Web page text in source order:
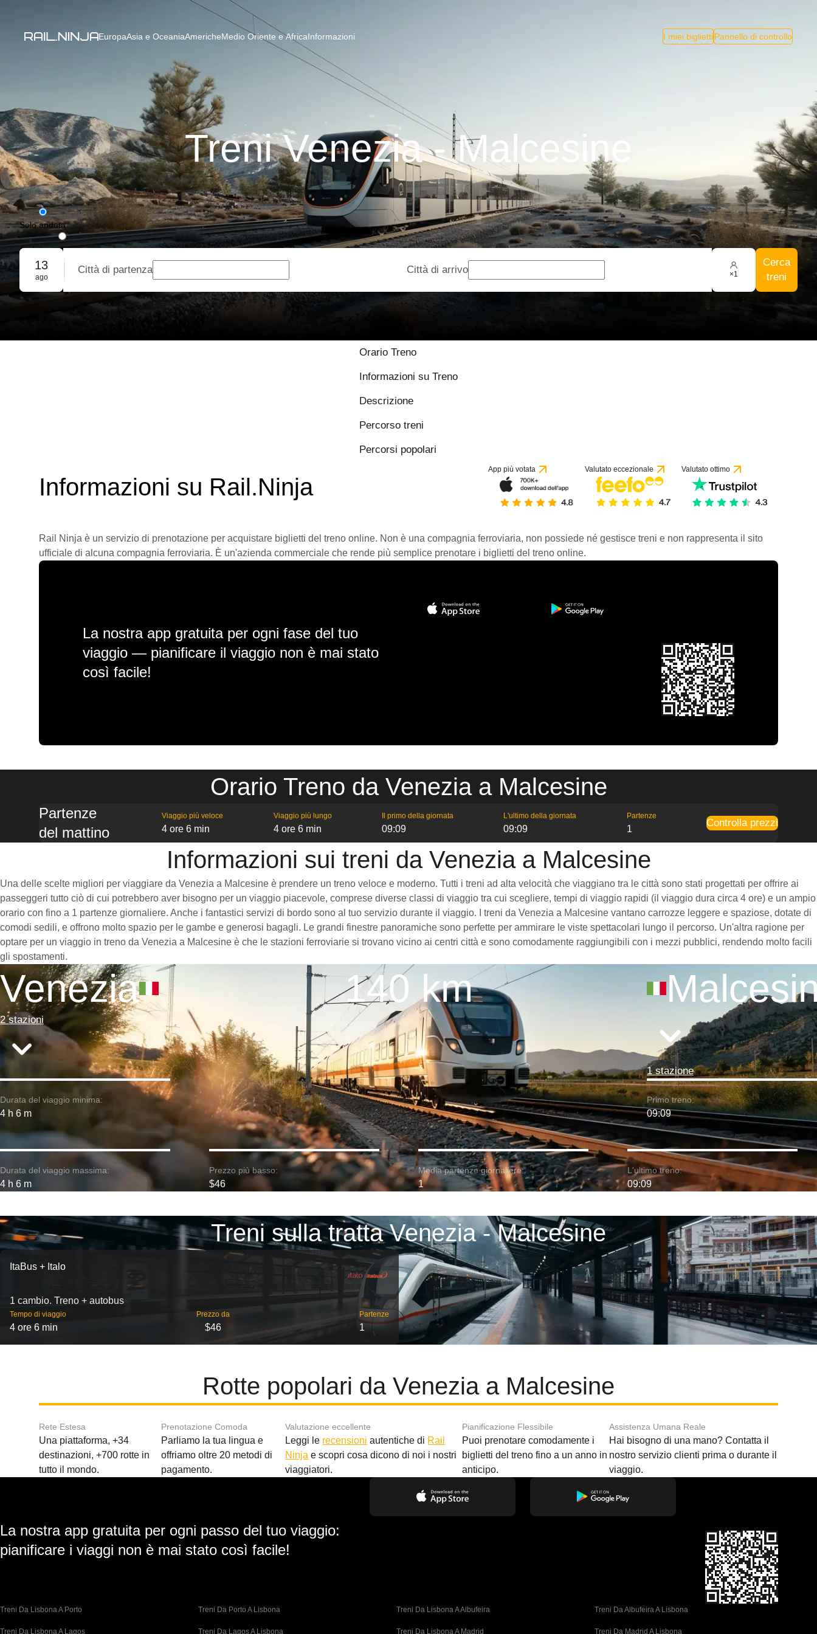
EuropaAsia e OceaniaAmericheMedio Oriente e AfricaInformazioni I miei bigliettiPannello di controllo
Treni Venezia - Malcesine
Solo andata
Andata e ritorno
Prenotazione di gruppo
13
ago
Città di partenza Città di arrivo ×1
Cerca
treni
Orario Treno
Informazioni su Treno
Descrizione
Percorso treni
Percorsi popolari
Informazioni su Rail.Ninja
App più votata Valutato eccezionale Valutato ottimo
Rail Ninja è un servizio di prenotazione per acquistare biglietti del treno online. Non è una compagnia ferroviaria, non possiede né gestisce treni e non rappresenta il sito
ufficiale di alcuna compagnia ferroviaria. È un'azienda commerciale che rende più semplice prenotare i biglietti del treno online.
La nostra app gratuita per ogni fase del tuo
viaggio — pianificare il viaggio non è mai stato
così facile!
Orario Treno da Venezia a Malcesine
Partenze
del mattino
Viaggio più veloce
4 ore 6 min
Viaggio più lungo
4 ore 6 min
Il primo della giornata
09:09
L'ultimo della giornata
09:09
Partenze
1
Controlla prezzi
Informazioni sui treni da Venezia a Malcesine
Una delle scelte migliori per viaggiare da Venezia a Malcesine è prendere un treno veloce e moderno. Tutti i treni ad alta velocità che viaggiano tra le città sono stati progettati per offrire ai
passeggeri tutto ciò di cui potrebbero aver bisogno per un viaggio piacevole, comprese diverse classi di viaggio tra cui scegliere, tempi di viaggio rapidi (il viaggio dura circa 4 ore) e un ampio
orario con fino a 1 partenze giornaliere. Anche i fantastici servizi di bordo sono al tuo servizio durante il viaggio. I treni da Venezia a Malcesine vantano carrozze leggere e spaziose, dotate di
comodi sedili, e offrono molto spazio per le gambe e generosi bagagli. Le grandi finestre panoramiche sono perfette per ammirare le viste spettacolari lungo il percorso. Un'altra ragione per
optare per un viaggio in treno da Venezia a Malcesine è che le stazioni ferroviarie si trovano vicino ai centri città e sono comodamente raggiungibili con i mezzi pubblici, rendendo molto facili
gli spostamenti.
Venezia
2 stazioni
140 km
1 stazione
Durata del viaggio minima:
4 h 6 m
Primo treno:
09:09
Durata del viaggio massima:
4 h 6 m
Prezzo più basso:
$46
Media partenze giornaliere:
1
L'ultimo treno:
09:09
Treni sulla tratta Venezia - Malcesine
ItaBus + Italo
1 cambio. Treno + autobus
Tempo di viaggio
4 ore 6 min
Prezzo da
$46
Partenze
1
Rotte popolari da Venezia a Malcesine
Rete Estesa
Una piattaforma, +34
destinazioni, +700 rotte in
tutto il mondo.
Prenotazione Comoda
Parliamo la tua lingua e
offriamo oltre 20 metodi di
pagamento.
Valutazione eccellente
Leggi le recensioni autentiche di Rail
Ninja e scopri cosa dicono di noi i nostri
viaggiatori.
Pianificazione Flessibile
Puoi prenotare comodamente i
biglietti del treno fino a un anno in
anticipo.
Assistenza Umana Reale
Hai bisogno di una mano? Contatta il
nostro servizio clienti prima o durante il
viaggio.
La nostra app gratuita per ogni passo del tuo viaggio:
pianificare i viaggi non è mai stato così facile!
Treni Da Lisbona A Porto Treni Da Porto A Lisbona Treni Da Lisbona A Albufeira Treni Da Albufeira A Lisbona
Treni Da Lisbona A Lagos Treni Da Lagos A Lisbona Treni Da Lisbona A Madrid Treni Da Madrid A Lisbona